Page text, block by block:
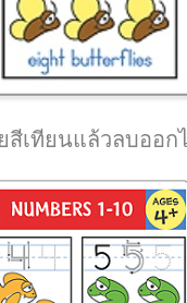
สีเทียนแล้วลบออ